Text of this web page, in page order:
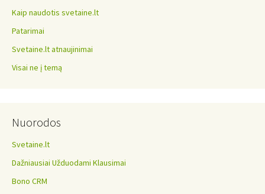
Kaip naudotis svetaine.lt
Patarimai
Svetaine.lt atnaujinimai
Visai ne į temą
Nuorodos
Svetaine.lt
Dažniausiai Užduodami Klausimai
Bono CRM